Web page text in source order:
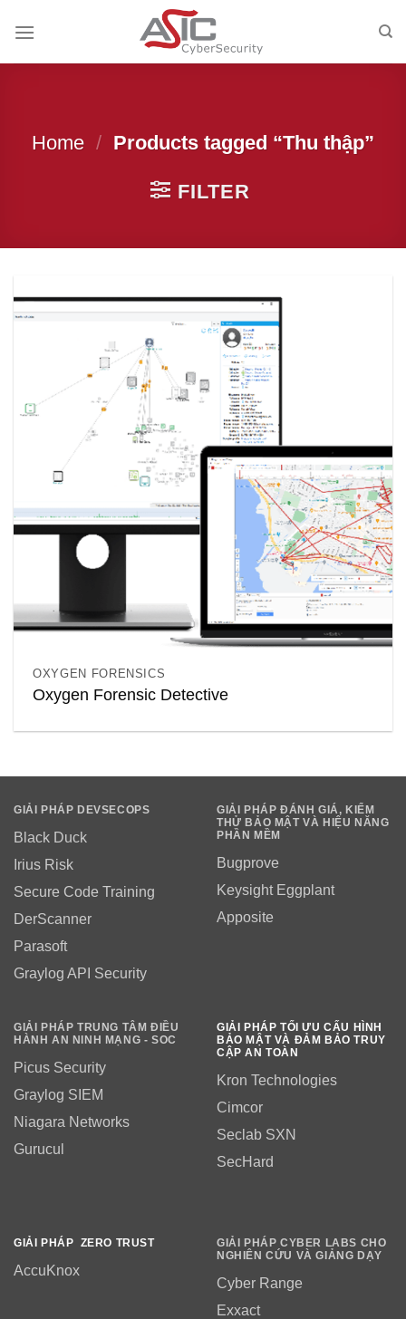
Home / Products tagged “Thu thập”
FILTER
OXYGEN FORENSICS
Oxygen Forensic Detective
GIẢI PHÁP DEVSECOPS
Black Duck
Irius Risk
Secure Code Training
DerScanner
Parasoft
Graylog API Security
GIẢI PHÁP ĐÁNH GIÁ, KIỂM
THỬ BẢO MẬT VÀ HIỆU NĂNG
PHẦN MỀM
Bugprove
Keysight Eggplant
Apposite
GIẢI PHÁP TRUNG TÂM ĐIỀU
HÀNH AN NINH MẠNG - SOC
Picus Security
Graylog SIEM
Niagara Networks
Gurucul
GIẢI PHÁP TỐI ƯU CẤU HÌNH
BẢO MẬT VÀ ĐẢM BẢO TRUY
CẬP AN TOÀN
Kron Technologies
Cimcor
Seclab SXN
SecHard
GIẢI PHÁP ZERO TRUST
AccuKnox
GIẢI PHÁP CYBER LABS CHO
NGHIÊN CỨU VÀ GIẢNG DẠY
Cyber Range
Exxact